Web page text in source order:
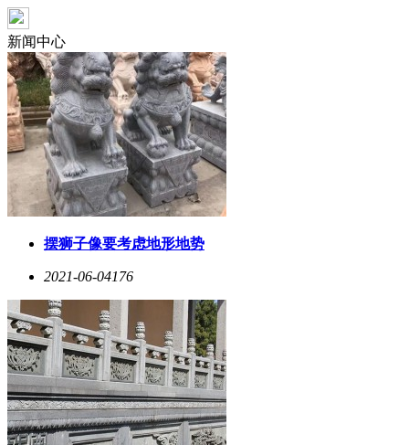
新闻中心
摆狮子像要考虑地形地势
2021-06-04176